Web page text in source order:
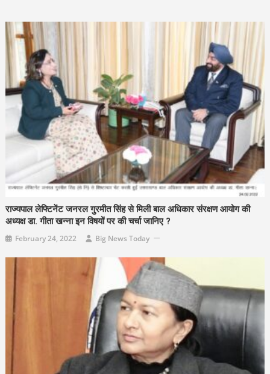
राज्यपाल लेफ्टिनेंट जनरल गुरमीत सिंह से मिली बाल अधिकार संरक्षण आयोग की
अध्यक्ष डा. गीता खन्ना इन विषयों पर की चर्चा जानिए ?
February 24, 2022 Big News Today